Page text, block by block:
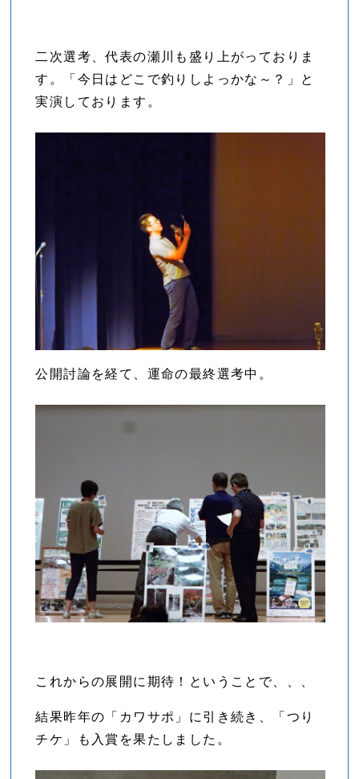
二次選考、代表の瀬川も盛り上がっておりま
す。「今日はどこで釣りしよっかな～？」と
実演しております。
公開討論を経て、運命の最終選考中。
これからの展開に期待！ということで、、、
結果昨年の「カワサポ」に引き続き、「つり
チケ」も入賞を果たしました。